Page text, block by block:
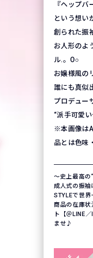
『ヘップ
という想い
創られた振
お人形のよ
ル.。O○
お嬢様風の
誰にも真似
プロデュー
“派手可愛
※本画像は
品とは色味
〜史上最高の
成人式の振袖
STYLEで世
商品の在庫状
ト【＠LINE
ませ♪